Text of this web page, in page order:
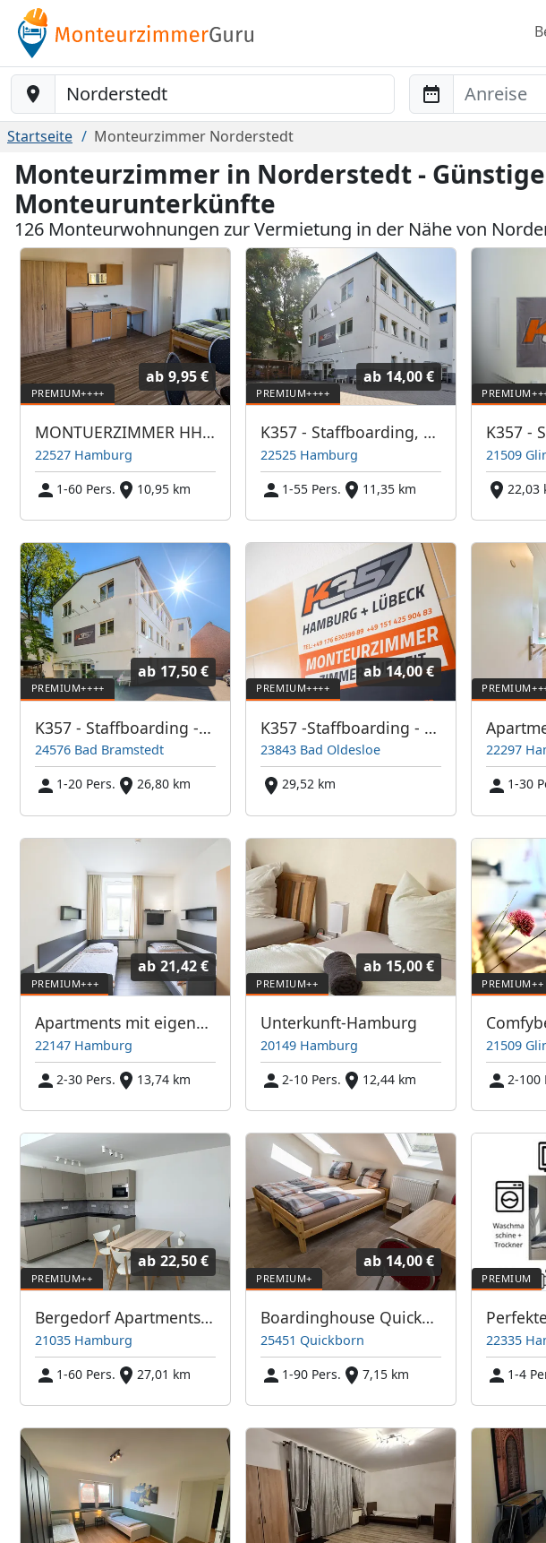
Baustelle-Location Anreise
Startseite Monteurzimmer Norderstedt
Monteurzimmer in Norderstedt - Günstige
Monteurunterkünfte
126 Monteurwohnungen zur Vermietung in der Nähe von
ab 9,95 €
MONTUERZIMMER HH und SH
22527 Hamburg
1-60 Pers.
10,95 km
ab 14,00 €
K357 - Staffboarding, Personal- und Monteurzimmer Hamburg (Vermittlung und Vermietung)
22525 Hamburg
1-55 Pers.
11,35 km
21509
22,03
ab 17,50 €
K357 - Staffboarding - Personal- und Monteurzimmer Bad Bramstedt, Neumünster
24576 Bad Bramstedt
1-20 Pers.
26,80 km
ab 14,00 €
K357 -Staffboarding - Personal- und Monteurzimmer
23843 Bad Oldesloe
29,52 km
22297
1-30
ab 21,42 €
Apartments mit eigenem Bad und Küche in Farmsen-Berne - ABA Spielbrink Unterkunft GmbH
22147 Hamburg
2-30 Pers.
13,74 km
ab 15,00 €
Unterkunft-Hamburg
20149 Hamburg
2-10 Pers.
12,44 km
21509
2-100
ab 22,50 €
Bergedorf Apartments (Hamburg)
21035 Hamburg
1-60 Pers.
27,01 km
ab 14,00 €
Boardinghouse Quickborn
25451 Quickborn
1-90 Pers.
7,15 km
22335
1-4